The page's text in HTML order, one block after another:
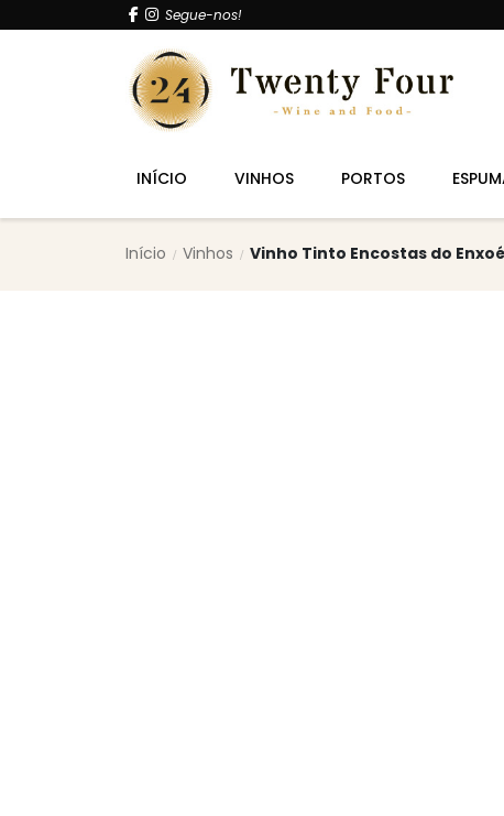
Segue-nos!
INÍCIO VINHOS PORTOS
Início Vinhos Vinho Tinto Encostas do